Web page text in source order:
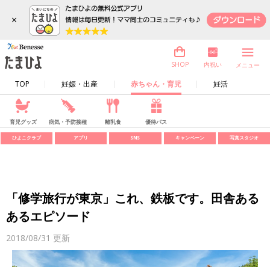
×
TOP 妊娠・出産 赤ちゃん・育児 妊活
SHOP 内祝い メニュー
育児グッズ 病気・予防接種 離乳食 優待パス
ひよこクラブ アプリ SNS キャンペーン 写真スタジオ
「修学旅行が東京」これ、鉄板です。田舎ある
あるエピソード
2018/08/31 更新